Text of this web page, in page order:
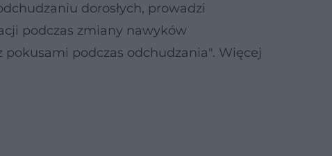
dorosłych, prowadzi
podczas zmiany nawyków
podczas odchudzania". Więcej